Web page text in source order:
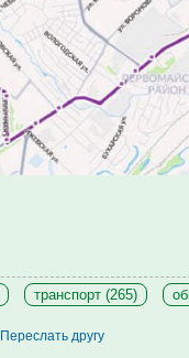
транспорт (265)
Переслать другу